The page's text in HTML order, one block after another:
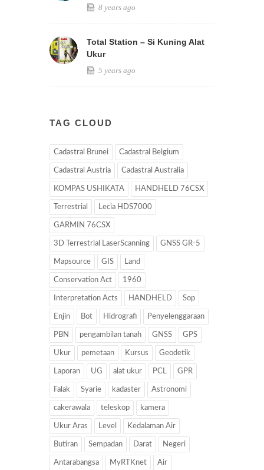
8 years ago
Total Station – Si Kuning Alat
Ukur
5 years ago
TAG CLOUD
Cadastral Brunei Cadastral Belgium
Cadastral Austria Cadastral Australia
KOMPAS USHIKATA HANDHELD 76CSX
Terrestrial Lecia HDS7000
GARMIN 76CSX
3D Terrestrial LaserScanning GNSS GR-5
Mapsource GIS Land
Conservation Act 1960
Interpretation Acts HANDHELD Sop
Enjin Bot Hidrografi Penyelenggaraan
PBN pengambilan tanah GNSS GPS
Ukur pemetaan Kursus Geodetik
Laporan UG alat ukur PCL GPR
Falak Syarie kadaster Astronomi
cakerawala teleskop kamera
Ukur Aras Level Kedalaman Air
Butiran Sempadan Darat Negeri
Antarabangsa MyRTKnet Air